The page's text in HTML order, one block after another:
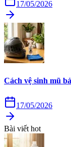
17/05/2026
Cách vệ sinh mũ
17/05/2026
Bài viết hot